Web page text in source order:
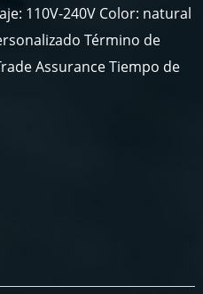
110V-240V Color: natural
Término de
Assurance Tiempo de